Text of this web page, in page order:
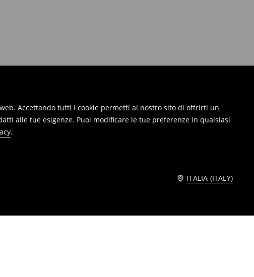
Accettando tutti i cookie permetti al nostro sito di offrirti un
alle tue esigenze. Puoi modificare le tue preferenze in qualsiasi
.
ITALIA (ITALY)